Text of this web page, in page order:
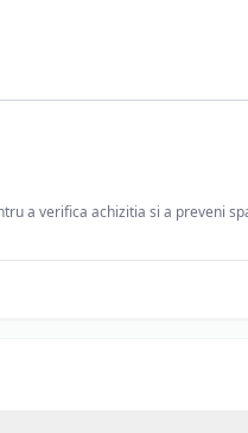
a verifica achizitia si a preveni